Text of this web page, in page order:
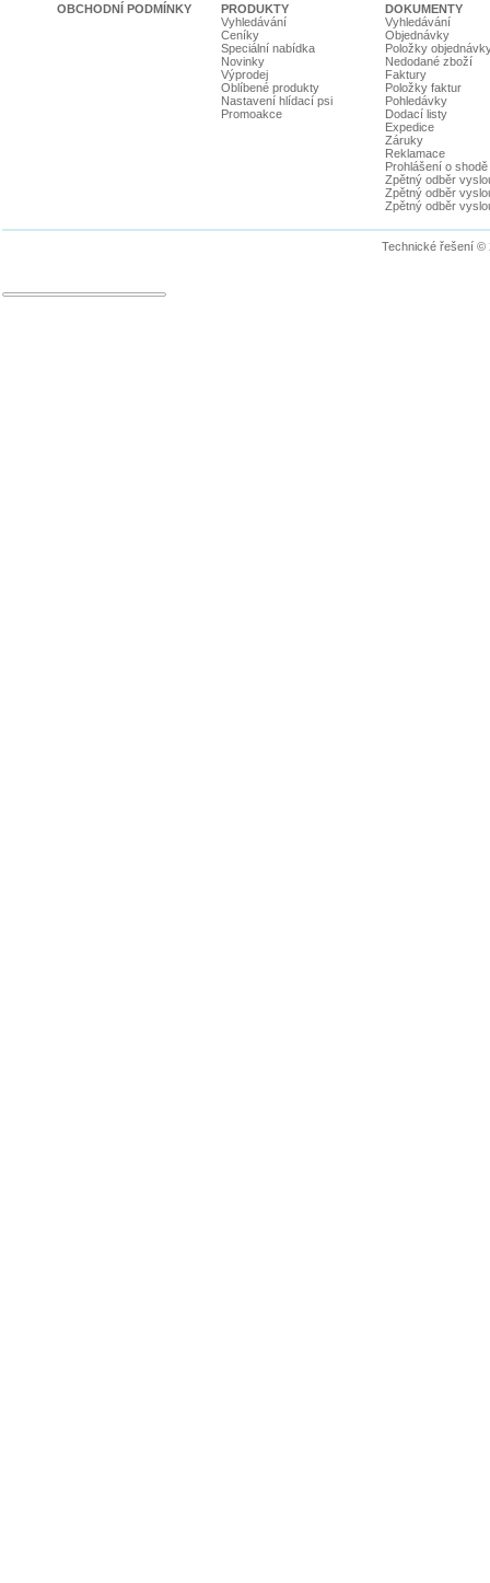
OBCHODNÍ PODMÍNKY
PRODUKTY
Vyhledávání
Ceníky
Speciální nabídka
Novinky
Výprodej
Oblíbené produkty
Nastavení hlídací psi
Promoakce
DOKUMENTY
Vyhledávání
Objednávky
Položky
Nedodané zboží
Faktury
Položky faktur
Pohledávky
Dodací listy
Expedice
Záruky
Reklamace
Prohlášení o shodě
Zpětný odběr
Zpětný odběr
Zpětný odběr
Technické řešení ©